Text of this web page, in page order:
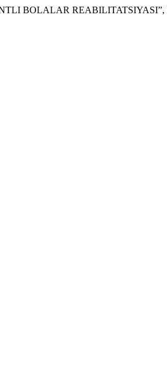
BOLALAR REABILITATSIYASI”,